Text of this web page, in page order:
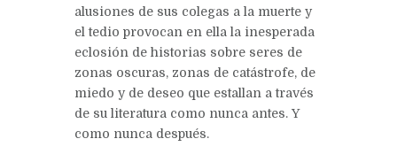
alusiones de sus colegas a la muerte y
el tedio provocan en ella la inesperada
eclosión de historias sobre seres de
zonas oscuras, zonas de catástrofe, de
miedo y de deseo que estallan a través
de su literatura como nunca antes. Y
como nunca después.